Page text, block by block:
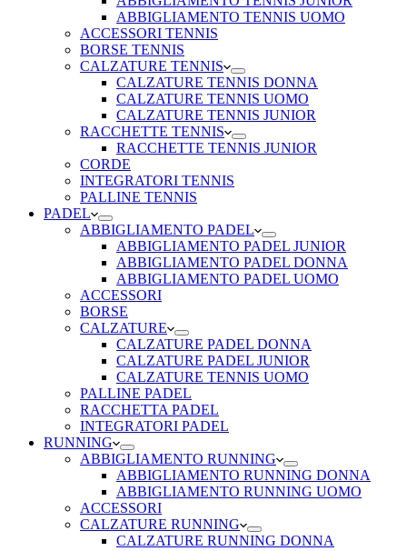
ABBIGLIAMENTO TENNIS UOMO
ACCESSORI TENNIS
BORSE TENNIS
CALZATURE TENNIS
CALZATURE TENNIS DONNA
CALZATURE TENNIS UOMO
CALZATURE TENNIS JUNIOR
RACCHETTE TENNIS
RACCHETTE TENNIS JUNIOR
CORDE
INTEGRATORI TENNIS
PALLINE TENNIS
PADEL
ABBIGLIAMENTO PADEL
ABBIGLIAMENTO PADEL JUNIOR
ABBIGLIAMENTO PADEL DONNA
ABBIGLIAMENTO PADEL UOMO
ACCESSORI
BORSE
CALZATURE
CALZATURE PADEL DONNA
CALZATURE PADEL JUNIOR
CALZATURE TENNIS UOMO
PALLINE PADEL
RACCHETTA PADEL
INTEGRATORI PADEL
RUNNING
ABBIGLIAMENTO RUNNING
ABBIGLIAMENTO RUNNING DONNA
ABBIGLIAMENTO RUNNING UOMO
ACCESSORI
CALZATURE RUNNING
CALZATURE RUNNING DONNA